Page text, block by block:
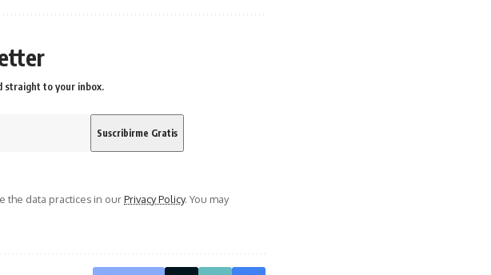
straight to your inbox.
the data practices in ourPrivacy Policy. You may